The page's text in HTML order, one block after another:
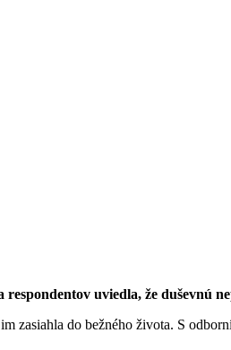
uviedla, že duševnú
zasiahla do bežného života. S